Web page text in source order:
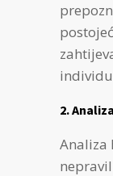
2.
Analiza